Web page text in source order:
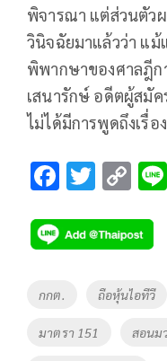
พิจารณา แต่ส่วนตัวผ
วินิจฉัยมาแล้วว่า แม้
พิพากษาของศาลฎี
เสนารักษ์ อดีตผู้สมั
ไม่ได้มีการพูดถึงเรื่อ
F
e
b
o
k
T
tt
er
C
p
y
Li
n
k
Tags
กกต. ถือหุ้นไอทีวี
มาตรา 151 สอนม